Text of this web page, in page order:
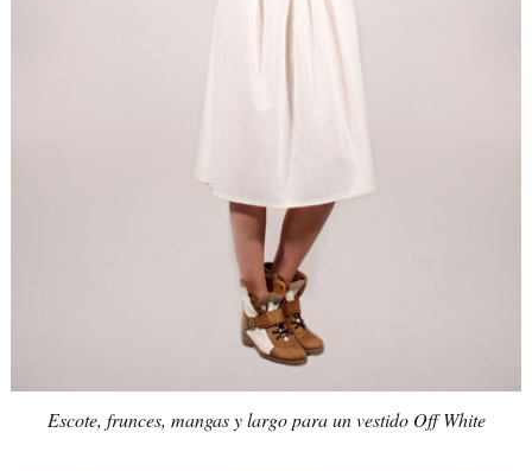
Escote, frunces, mangas y largo para un vestido Off White